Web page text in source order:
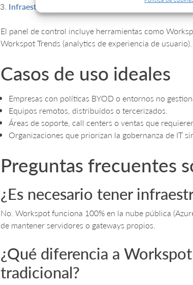
Infraestructura cloud
(GCP, Azure, AWS):aloja
El panel de control incluye herramientas como
Workspot Trends (analytics de experiencia de usuario).
Casos de uso ideales
Empresas con políticas BYOD o entornos no
Equipos remotos, distribuídos o tercerizados.
Áreas de soporte, call centers o ventas que
Organizaciones que priorizan la gobernanza de IT
Preguntas frecuentes
¿Es necesario tener
No. Workspot funciona 100% en la nube pública
de mantener servidores o gateways propios.
¿Qué diferencia a
tradicional?